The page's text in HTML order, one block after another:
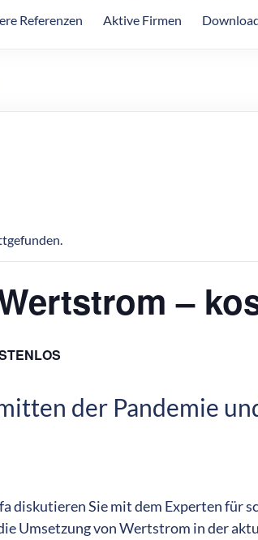
Referenzen Aktive Firmen
–
der Pandemie
diskutieren Sie mit dem Experten für
Umsetzung von Wertstrom in der